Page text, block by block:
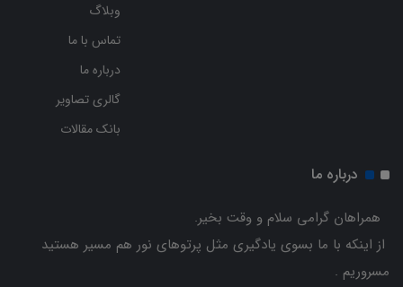
وبلاگ
تماس با ما
درباره ما
گالری تصاویر
بانک مقالات
درباره ما
همراهان گرامی سلام و وقت بخیر.
از اینکه با ما بسوی یادگیری مثل پرتوهای نور هم مسیر هستید
مسروریم .